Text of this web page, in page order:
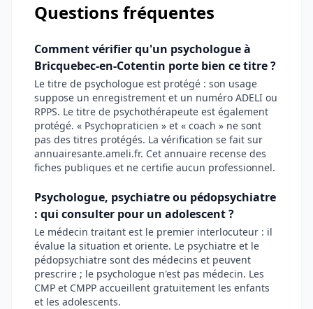
Questions fréquentes
Comment vérifier qu'un psychologue à
Bricquebec-en-Cotentin porte bien ce titre ?
Le titre de psychologue est protégé : son usage
suppose un enregistrement et un numéro ADELI ou
RPPS. Le titre de psychothérapeute est également
protégé. « Psychopraticien » et « coach » ne sont
pas des titres protégés. La vérification se fait sur
annuairesante.ameli.fr. Cet annuaire recense des
fiches publiques et ne certifie aucun professionnel.
Psychologue, psychiatre ou pédopsychiatre
: qui consulter pour un adolescent ?
Le médecin traitant est le premier interlocuteur : il
évalue la situation et oriente. Le psychiatre et le
pédopsychiatre sont des médecins et peuvent
prescrire ; le psychologue n'est pas médecin. Les
CMP et CMPP accueillent gratuitement les enfants
et les adolescents.